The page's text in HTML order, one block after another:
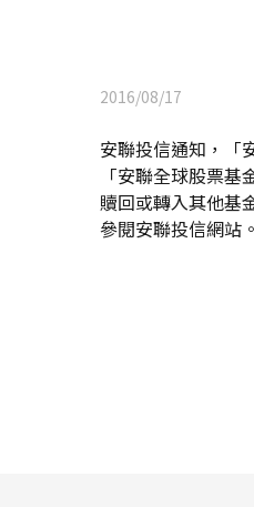
2016/08/17
安聯投信通知，「
「安聯全球股票
贖回或轉入其他基
參閱安聯投信網站。